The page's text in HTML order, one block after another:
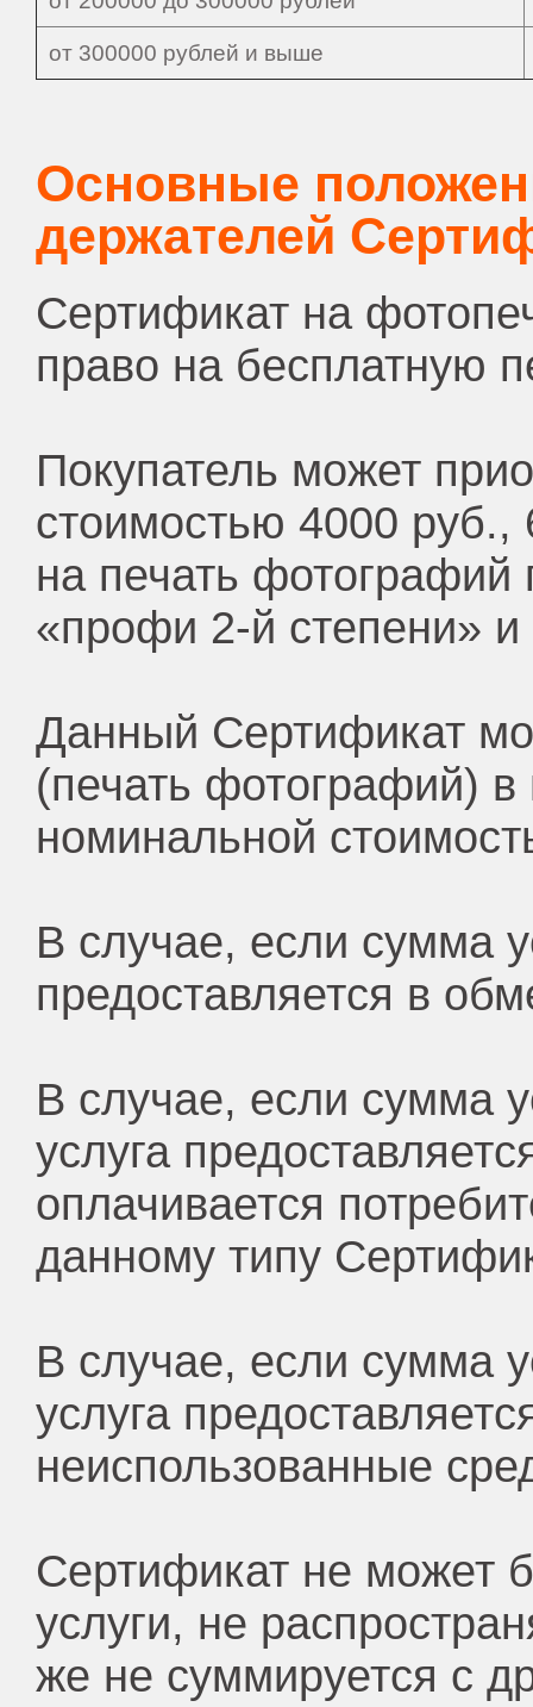
от 300000 рублей и выше
Основные
держателей
Сертификат на
право на бесплатную
Покупатель может
стоимостью 4000
на печать
«профи 2-й степени» и
Данный Сертификат
(печать фотографий) в
номинальной
В случае, если сумма
предоставляется в
В случае, если сумма
услуга
оплачивается
данному типу
В случае, если сумма
услуга
неиспользованные
Сертификат не может
услуги, не
же не суммируется с